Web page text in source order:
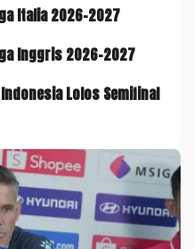
Italia 2026-2027
Inggris 2026-2027
Lolos Semifinal